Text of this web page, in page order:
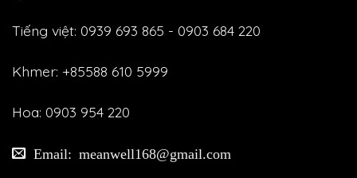
Tiếng việt: 0939 693 865 - 0903 684 220
Khmer: +85588 610 5999
Hoa: 0903 954 220
Email: meanwell168@gmail.com